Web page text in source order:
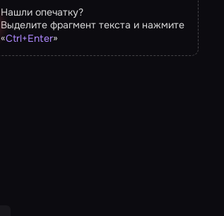
Нашли опечатку?
Выделите фрагмент текста и нажмите
«Ctrl+Enter»